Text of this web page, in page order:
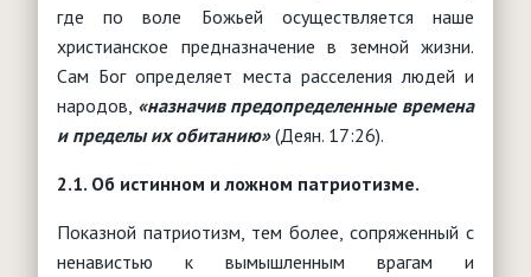
где по воле Божьей осуществляется наше
христианское предназначение в земной жизни.
Сам Бог определяет места расселения людей и
народов, «назначив предопределенные времена
и пределы их обитанию»(Деян. 17:26).
2.1. Об истинном и ложном патриотизме.
Показной патриотизм, тем более, сопряженный с
ненавистью к вымышленным врагам и